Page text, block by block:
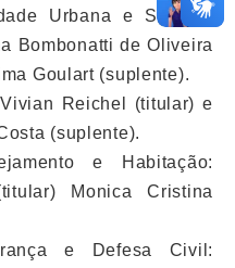
Urbana e Sistema
Bombonatti de Oliveira
Goulart (suplente).
Reichel (titular) e
(suplente).
e Habitação:
Monica Cristina
e Defesa Civil: